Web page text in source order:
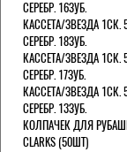
СЕРЕБР. 16ЗУБ.
КАССЕТА/ЗВЕЗДА 1СК.
СЕРЕБР. 18ЗУБ.
КАССЕТА/ЗВЕЗДА 1СК.
СЕРЕБР. 17ЗУБ.
КАССЕТА/ЗВЕЗДА 1СК.
СЕРЕБР. 13ЗУБ.
КОЛПАЧЕК ДЛЯ
CLARKS (50ШТ)